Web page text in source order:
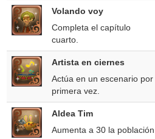
Volando voy
Completa el capítulo
cuarto.
Artista en ciernes
Actúa en un escenario por
primera vez.
Aldea Tim
Aumenta a 30 la población